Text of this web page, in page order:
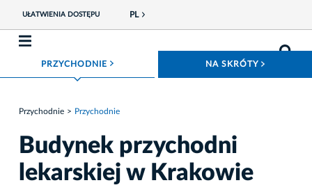
UŁATWIENIA DOSTĘPU PL
PRZYCHODNIE ROZWIŃ MENU NA SKRÓTY
Przychodnie Przychodnie
Budynek przychodni
lekarskiej w Krakowie